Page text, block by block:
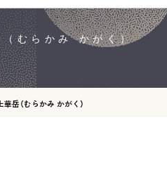
（むらかみ かがく）
華岳（むらかみ かがく）